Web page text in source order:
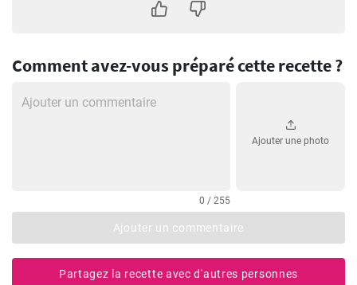
Comment avez-vous préparé cette recette ?
0 / 255
Ajouter une photo
Ajouter un commentaire
Partagez la recette avec d'autres personnes